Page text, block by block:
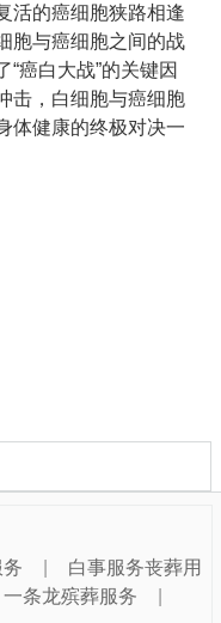
活的癌细胞狭路相逢
胞与癌细胞之间的战
癌白大战”的关键因
击，白细胞与癌细胞
体健康的终极对决一
白事服务丧葬用
一条龙殡葬服务